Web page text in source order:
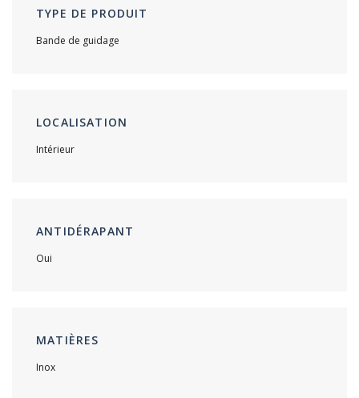
TYPE DE PRODUIT
Bande de guidage
LOCALISATION
Intérieur
ANTIDÉRAPANT
Oui
MATIÈRES
Inox